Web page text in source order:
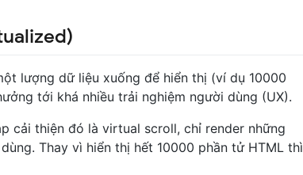
lượng dữ liệu xuống để hiển thị (ví dụ 10000
tới khá nhiều trải nghiệm người dùng (UX).
cải thiện đó là virtual scroll, chỉ render những
Thay vì hiển thị hết 10000 phần tử HTML thì